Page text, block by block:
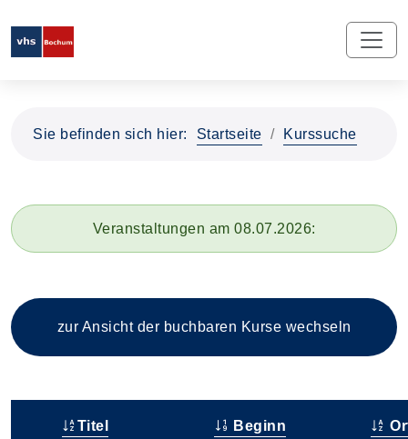
Sie befinden sich hier: Startseite Kurssuche
Veranstaltungen am 08.07.2026:
zur Ansicht der buchbaren Kurse wechseln
Titel Beginn